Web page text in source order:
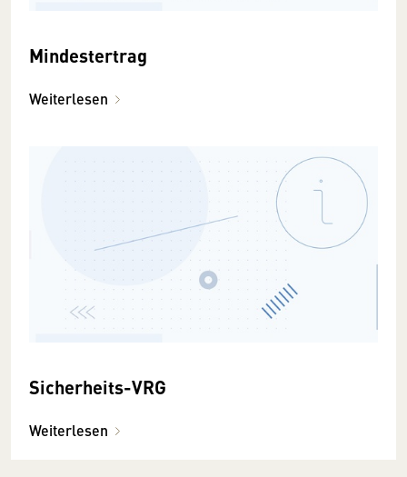
Mindestertrag
Weiterlesen
Sicherheits-VRG
Weiterlesen